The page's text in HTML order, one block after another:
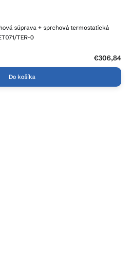
súprava + sprchová termostatická
TER-0
€306,84
Do košíka